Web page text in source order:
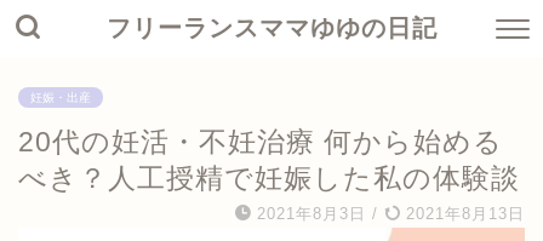
フリーランスママゆゆの日記
妊娠・出産
20代の妊活・不妊治療 何から始める
べき？人工授精で妊娠した私の体験談
2021年8月3日 / 2021年8月13日